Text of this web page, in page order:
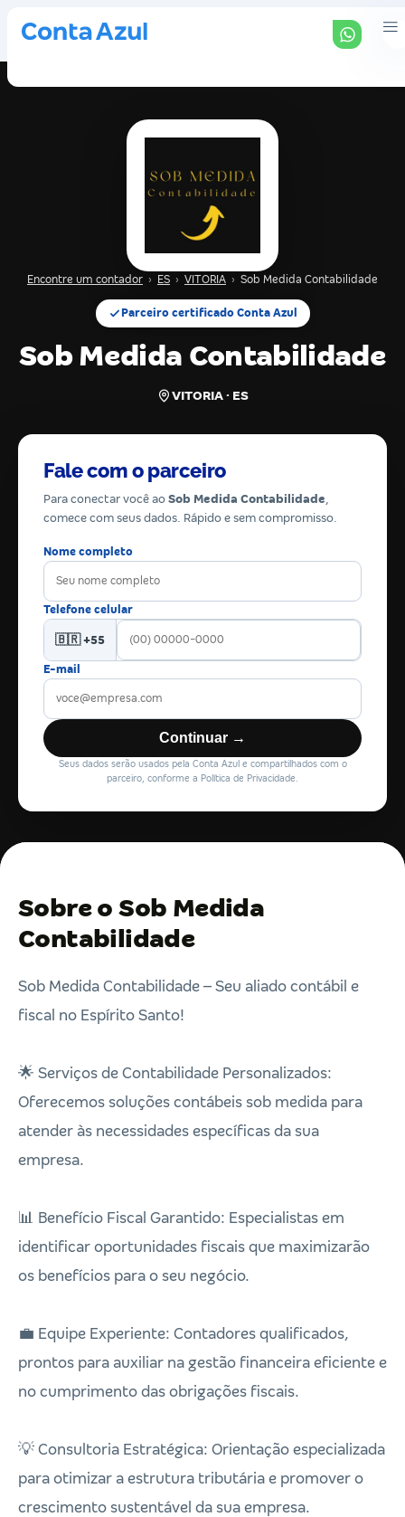
Encontre um contador › ES › VITORIA › Sob Medida Contabilidade
Parceiro certificado Conta Azul
Sob Medida Contabilidade
VITORIA · ES
Fale com o parceiro
Para conectar você ao Sob Medida Contabilidade,
comece com seus dados. Rápido e sem compromisso.
Nome completo
Telefone celular
🇧🇷 +55
E-mail
Continuar →
Seus dados serão usados pela Conta Azul e compartilhados com o
parceiro, conforme a Política de Privacidade.
Sobre o Sob Medida
Contabilidade
Sob Medida Contabilidade – Seu aliado contábil e
fiscal no Espírito Santo!
🌟 Serviços de Contabilidade Personalizados:
Oferecemos soluções contábeis sob medida para
atender às necessidades específicas da sua
empresa.
📊 Benefício Fiscal Garantido: Especialistas em
identificar oportunidades fiscais que maximizarão
os benefícios para o seu negócio.
💼 Equipe Experiente: Contadores qualificados,
prontos para auxiliar na gestão financeira eficiente e
no cumprimento das obrigações fiscais.
💡 Consultoria Estratégica: Orientação especializada
para otimizar a estrutura tributária e promover o
crescimento sustentável da sua empresa.